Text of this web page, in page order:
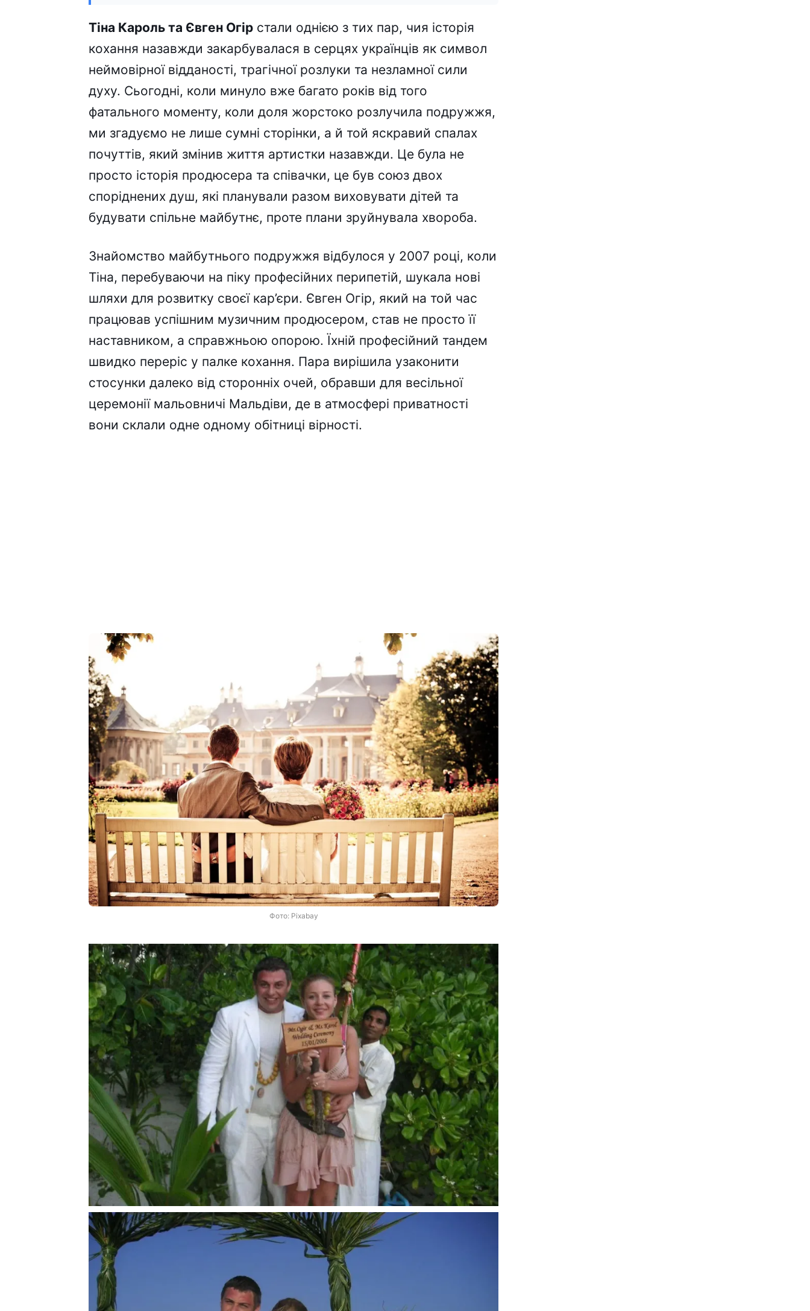
Тіна Кароль та Євген Огір стали однією з тих пар, чия історія
кохання назавжди закарбувалася в серцях українців як символ
неймовірної відданості, трагічної розлуки та незламної сили
духу. Сьогодні, коли минуло вже багато років від того
фатального моменту, коли доля жорстоко розлучила подружжя,
ми згадуємо не лише сумні сторінки, а й той яскравий спалах
почуттів, який змінив життя артистки назавжди. Це була не
просто історія продюсера та співачки, це був союз двох
споріднених душ, які планували разом виховувати дітей та
будувати спільне майбутнє, проте плани зруйнувала хвороба.
Знайомство майбутнього подружжя відбулося у 2007 році, коли
Тіна, перебуваючи на піку професійних перипетій, шукала нові
шляхи для розвитку своєї кар’єри. Євген Огір, який на той час
працював успішним музичним продюсером, став не просто її
наставником, а справжньою опорою. Їхній професійний тандем
швидко переріс у палке кохання. Пара вирішила узаконити
стосунки далеко від сторонніх очей, обравши для весільної
церемонії мальовничі Мальдіви, де в атмосфері приватності
вони склали одне одному обітниці вірності.
Фото: Pixabay